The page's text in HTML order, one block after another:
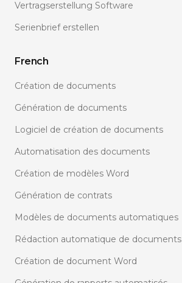
Vertragserstellung Software
Serienbrief erstellen
French
Création de documents
Génération de documents
Logiciel de création de documents
Automatisation des documents
Création de modèles Word
Génération de contrats
Modèles de documents automatiques
Rédaction automatique de documents
Création de document Word